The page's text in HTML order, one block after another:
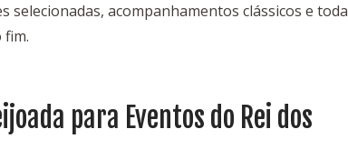
selecionadas, acompanhamentos clássicos e toda
para Eventos do Rei dos